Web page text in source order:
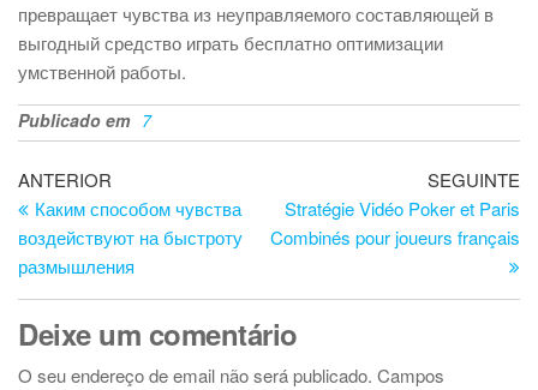
превращает чувства из неуправляемого составляющей в
выгодный средство играть бесплатно оптимизации
умственной работы.
Publicado em 7
Navegação
de
artigos
Artigo
anterior
ANTERIOR
Каким способом чувства
воздействуют на быстроту
размышления
SEGUINTE
Stratégie Vidéo Poker et Paris
Combinés pour joueurs français
Deixe um comentário
O seu endereço de email não será publicado. Campos